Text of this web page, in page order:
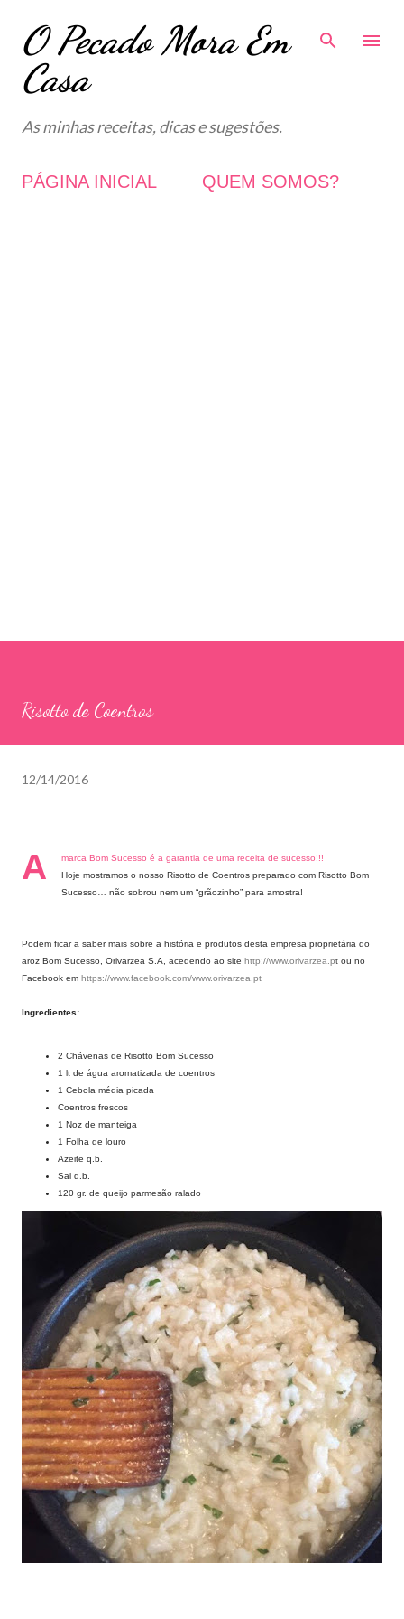
Avançar para o conteúdo principal
O Pecado Mora Em
Casa
As minhas receitas, dicas e sugestões.
PÁGINA INICIAL QUEM SOMOS?
Risotto de Coentros
12/14/2016
A
marca Bom Sucesso é a garantia de uma receita de sucesso!!!
Hoje mostramos o nosso Risotto de Coentros preparado com Risotto Bom
Sucesso… não sobrou nem um “grãozinho” para amostra!
Podem ficar a saber mais sobre a história e produtos desta empresa proprietária do
aroz Bom Sucesso, Orivarzea S.A, acedendo ao site http://www.orivarzea.pt ou no
Facebook em https://www.facebook.com/www.orivarzea.pt
Ingredientes:
2 Chávenas de Risotto Bom Sucesso
1 lt de água aromatizada de coentros
1 Cebola média picada
Coentros frescos
1 Noz de manteiga
1 Folha de louro
Azeite q.b.
Sal q.b.
120 gr. de queijo parmesão ralado